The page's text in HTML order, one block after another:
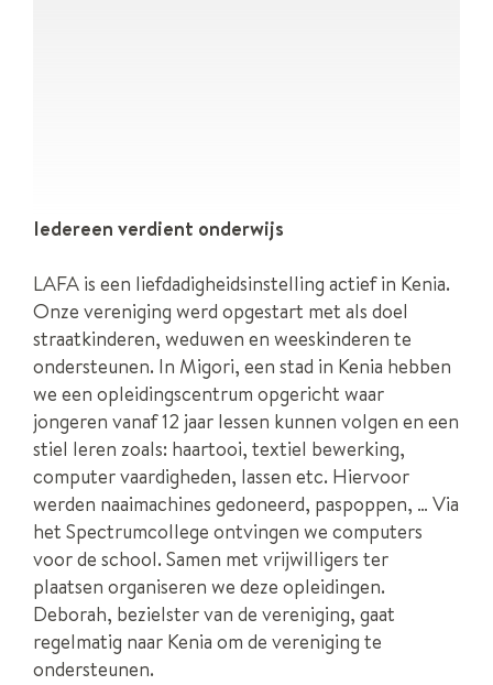
Iedereen verdient onderwijs
LAFA is een liefdadigheidsinstelling actief in Kenia.
Onze vereniging werd opgestart met als doel
straatkinderen, weduwen en weeskinderen te
ondersteunen. In Migori, een stad in Kenia hebben
we een opleidingscentrum opgericht waar
jongeren vanaf 12 jaar lessen kunnen volgen en een
stiel leren zoals: haartooi, textiel bewerking,
computer vaardigheden, lassen etc. Hiervoor
werden naaimachines gedoneerd, paspoppen, … Via
het Spectrumcollege ontvingen we computers
voor de school. Samen met vrijwilligers ter
plaatsen organiseren we deze opleidingen.
Deborah, bezielster van de vereniging, gaat
regelmatig naar Kenia om de vereniging te
ondersteunen.